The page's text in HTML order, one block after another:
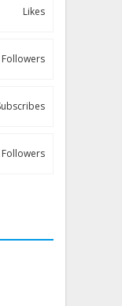
Likes
Followers
Followers